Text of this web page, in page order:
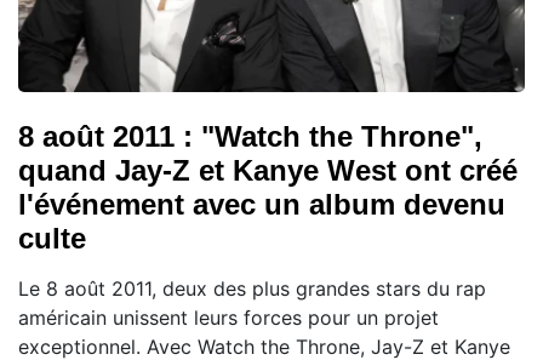
8 août 2011 : "Watch the Throne",
quand Jay-Z et Kanye West ont créé
l'événement avec un album devenu
culte
Le 8 août 2011, deux des plus grandes stars du rap
américain unissent leurs forces pour un projet
exceptionnel. Avec Watch the Throne, Jay-Z et Kanye